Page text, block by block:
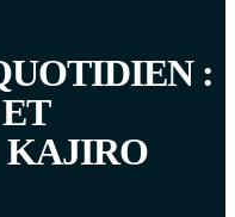
:
KAJIRO